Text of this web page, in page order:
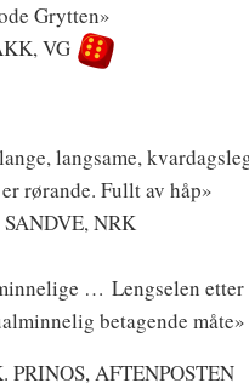
Grytten»
VG
langsame,
rørande. Fullt av håp»
NRK
… Lengselen
betagende måte»
PRINOS, AFTENPOSTEN